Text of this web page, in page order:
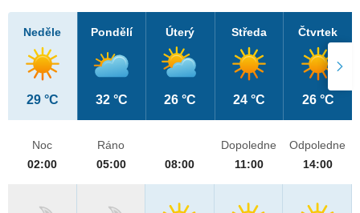
Neděle
29 °C
Pondělí
32 °C
Úterý
26 °C
Středa
24 °C
Čtvrtek
26 °C
Noc
02:00
Ráno
05:00
08:00
Dopoledne
11:00
Odpoledne
14:00